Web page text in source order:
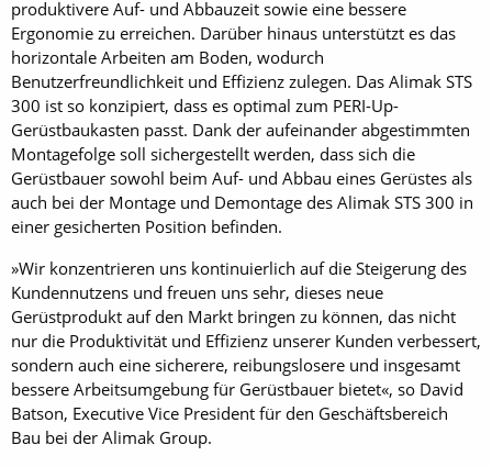
produktivere Auf- und Abbauzeit sowie eine bessere
Ergonomie zu erreichen. Darüber hinaus unterstützt es das
horizontale Arbeiten am Boden, wodurch
Benutzerfreundlichkeit und Effizienz zulegen. Das Alimak STS
300 ist so konzipiert, dass es optimal zum PERI-Up-
Gerüstbaukasten passt. Dank der aufeinander abgestimmten
Montagefolge soll sichergestellt werden, dass sich die
Gerüstbauer sowohl beim Auf- und Abbau eines Gerüstes als
auch bei der Montage und Demontage des Alimak STS 300 in
einer gesicherten Position befinden.
»Wir konzentrieren uns kontinuierlich auf die Steigerung des
Kundennutzens und freuen uns sehr, dieses neue
Gerüstprodukt auf den Markt bringen zu können, das nicht
nur die Produktivität und Effizienz unserer Kunden verbessert,
sondern auch eine sicherere, reibungslosere und insgesamt
bessere Arbeitsumgebung für Gerüstbauer bietet«, so David
Batson, Executive Vice President für den Geschäftsbereich
Bau bei der Alimak Group.